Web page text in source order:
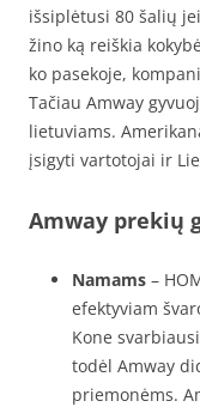
išsiplėtusi 80 šalių
žino ką reiškia
ko pasekoje,
Tačiau Amway
lietuviams.
įsigyti vartotojai ir
Amway prekių
Namams –
efektyviam
Kone
todėl Amway
priemonėms.